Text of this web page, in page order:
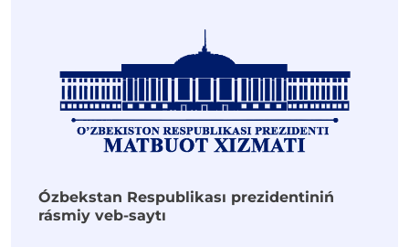
Ózbekstan Respublikası prezidentiniń
rásmiy veb-saytı